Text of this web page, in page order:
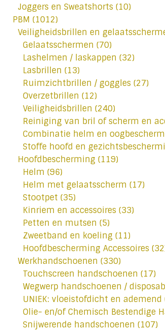
Joggers en Sweatshorts (10)
PBM (1012)
Veiligheidsbrillen en
Gelaatsschermen (70)
Lashelmen / laskappen (32)
Lasbrillen (13)
Ruimzichtbrillen / goggles (27)
Overzetbrillen (12)
Veiligheidsbrillen (240)
Reiniging van bril of scherm en
Combinatie helm en
Stoffe hoofd en
Hoofdbescherming (119)
Helm (96)
Helm met gelaatsscherm (17)
Stootpet (35)
Kinriem en accessoires (33)
Petten en mutsen (5)
Zweetband en koeling (11)
Hoofdbescherming Accessoires
Werkhandschoenen (330)
Touchscreen handschoenen (17)
Wegwerp handschoenen /
UNIEK: vloeistofdicht en ademend
Olie- en/of Chemisch Bestendige
Snijwerende handschoenen (107)